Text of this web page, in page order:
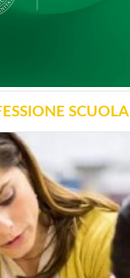
SCUOLA